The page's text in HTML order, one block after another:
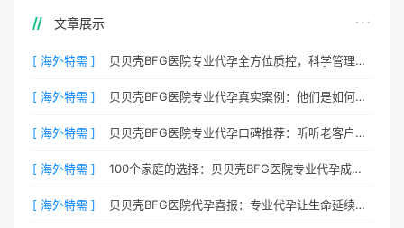
文章展示
[ 海外特需 ] 贝贝壳BFG医院专业代孕全方位质控，科学管理生育每一步
[ 海外特需 ] 贝贝壳BFG医院专业代孕真实案例：他们是如何在这里圆梦的
[ 海外特需 ] 贝贝壳BFG医院专业代孕口碑推荐：听听老客户的真实评价
[ 海外特需 ] 100个家庭的选择：贝贝壳BFG医院专业代孕成功案例分享
[ 海外特需 ] 贝贝壳BFG医院代孕喜报：专业代孕让生命延续更简单